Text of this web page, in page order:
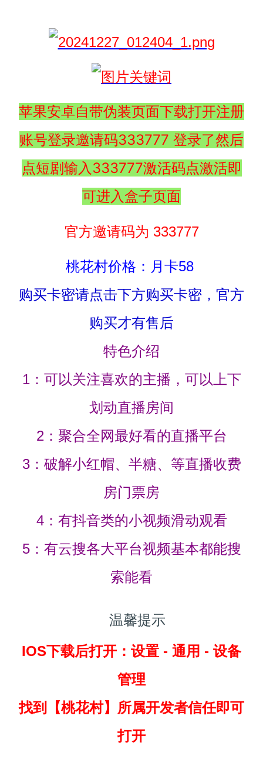
苹果安卓自带伪装页面下载打开注册
账号登录邀请码333777 登录了然后
点短剧输入333777激活码点激活即
可进入盒子页面
官方邀请码为 333777
桃花村价格：月卡58
购买卡密请点击下方购买卡密，官方
购买才有售后
特色介绍
1：可以关注喜欢的主播，可以上下
划动直播房间
2：聚合全网最好看的直播平台
3：破解小红帽、半糖、等直播收费
房门票房
4：有抖音类的小视频滑动观看
5：有云搜各大平台视频基本都能搜
索能看
温馨提示
IOS下载后打开：设置 - 通用 - 设备
管理
找到
【桃花村】所属开发者信任即可
打开